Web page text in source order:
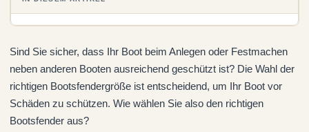
Sind Sie sicher, dass Ihr Boot beim Anlegen oder Festmachen
neben anderen Booten ausreichend geschützt ist? Die Wahl der
richtigen Bootsfendergröße ist entscheidend, um Ihr Boot vor
Schäden zu schützen. Wie wählen Sie also den richtigen
Bootsfender aus?